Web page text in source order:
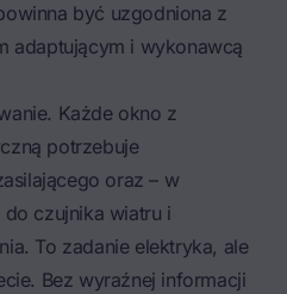
być uzgodniona z
adaptującym i wykonawcą
Każde okno z
potrzebuje
oraz – w
czujnika wiatru i
To zadanie elektryka, ale
Bez wyraźnej informacji